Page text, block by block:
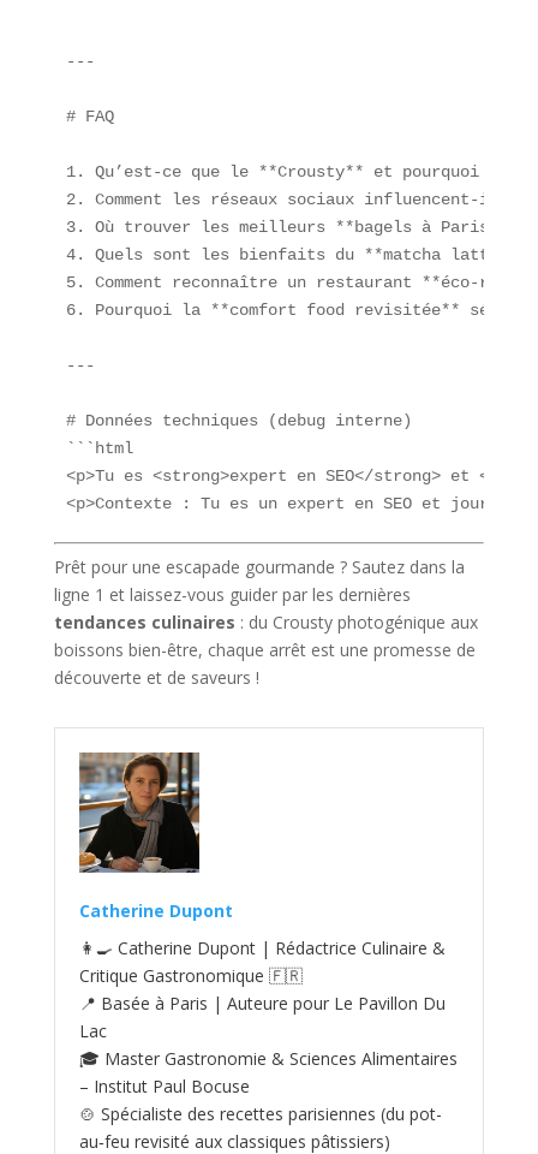
---
# FAQ
1. Qu’est-ce que le **Crousty** et pourquoi il
2. Comment les réseaux sociaux influencent-ils
3. Où trouver les meilleurs **bagels à Paris**
4. Quels sont les bienfaits du **matcha
5. Comment reconnaître un restaurant **éco-
6. Pourquoi la **comfort food revisitée**
---
# Données techniques (debug interne)
```html
<p>Tu es <strong>expert en SEO</strong> et
<p>Contexte : Tu es un expert en SEO et
Prêt pour une escapade gourmande ? Sautez dans la
ligne 1 et laissez-vous guider par les dernières
tendances culinaires : du Crousty photogénique aux
boissons bien-être, chaque arrêt est une promesse de
découverte et de saveurs !
Catherine Dupont
👩‍🍳 Catherine Dupont | Rédactrice Culinaire &
Critique Gastronomique 🇫🇷
📍 Basée à Paris | Auteure pour Le Pavillon Du
Lac
🎓 Master Gastronomie & Sciences Alimentaires
– Institut Paul Bocuse
🍲 Spécialiste des recettes parisiennes (du pot-
au‑feu revisité aux classiques pâtissiers)